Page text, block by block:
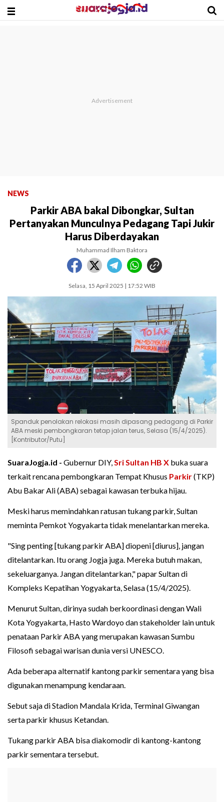
NEWS
Parkir ABA bakal Dibongkar, Sultan
Pertanyakan Munculnya Pedagang Tapi Jukir
Harus Diberdayakan
Muhammad Ilham Baktora
Selasa, 15 April 2025 | 17:52 WIB
Spanduk penolakan relokasi masih dipasang pedagang di Parkir
ABA meski pembongkaran tetap jalan terus, Selasa (15/4/2025).
[Kontributor/Putu]
SuaraJogja.id - Gubernur DIY,Sri Sultan HB X buka suara
terkait rencana pembongkaran Tempat Khusus Parkir(TKP)
Abu Bakar Ali (ABA) sebagai kawasan terbuka hijau.
Meski harus memindahkan ratusan tukang parkir, Sultan
meminta Pemkot Yogyakarta tidak menelantarkan mereka.
"Sing penting [tukang parkir ABA] diopeni [diurus], jangan
ditelantarkan. Itu orang Jogja juga. Mereka butuh makan,
sekeluarganya. Jangan ditelantarkan," papar Sultan di
Kompleks Kepatihan Yogyakarta, Selasa (15/4/2025).
Menurut Sultan, dirinya sudah berkoordinasi dengan Wali
Kota Yogyakarta, Hasto Wardoyo dan stakeholder lain untuk
penataan Parkir ABA yang merupakan kawasan Sumbu
Filosofi sebagai warisan dunia versi UNESCO.
Ada beberapa alternatif kantong parkir sementara yang bisa
digunakan menampung kendaraan.
Sebut saja di Stadion Mandala Krida, Terminal Giwangan
serta parkir khusus Ketandan.
Tukang parkir ABA bisa diakomodir di kantong-kantong
parkir sementara tersebut.